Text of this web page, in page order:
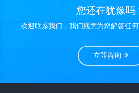
您还在犹豫吗
欢迎联系我们，我们愿意为您解答任
立即咨询